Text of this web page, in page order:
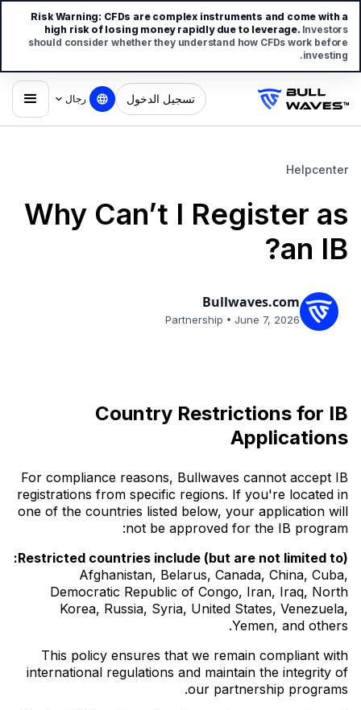
تسجيل الدخول رجال
Helpcenter
Why Can’t I Register as
an IB?
Bullwaves.com
June 7, 2026
•
Partnership
Country Restrictions for IB
Applications
For compliance reasons, Bullwaves cannot accept IB
registrations from specific regions. If you're located in
one of the countries listed below, your application will
not be approved for the IB program:
Restricted countries include (but are not limited to):
Afghanistan, Belarus, Canada, China, Cuba,
Democratic Republic of Congo, Iran, Iraq, North
Korea, Russia, Syria, United States, Venezuela,
Yemen, and others.
This policy ensures that we remain compliant with
international regulations and maintain the integrity of
our partnership programs.
Risk Warning: CFDs are complex instruments and come with a
high risk of losing money rapidly due to leverage. Investors
should consider whether they understand how CFDs work before
investing.